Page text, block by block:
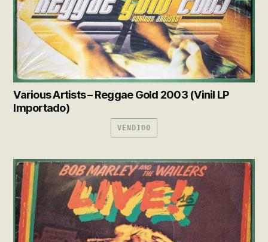
Various Artists – Reggae Gold 2003 (Vinil LP
Importado)
VENDIDO